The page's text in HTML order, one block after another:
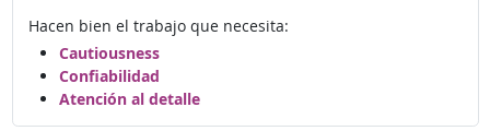
Hacen bien el trabajo que necesita:
Cautiousness
Confiabilidad
Atención al detalle